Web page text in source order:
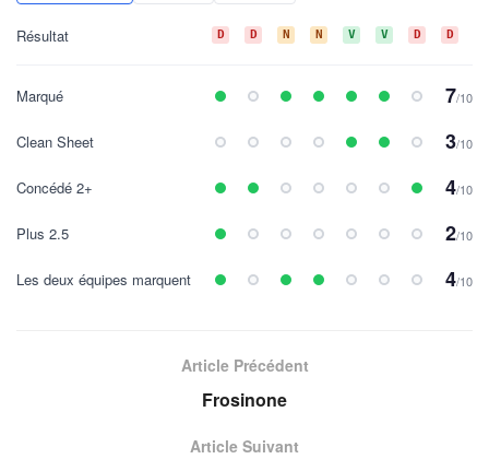
Résultat D D N N V V D D
Marqué 7/10
Clean Sheet 3/10
Concédé 2+ 4/10
Plus 2.5 2/10
Les deux équipes marquent 4/10
Article Précédent
Frosinone
Article Suivant